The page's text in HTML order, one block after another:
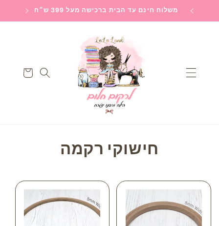
Skip toמשלוח חינם עד הבית ברכישה מעל 399 ש״ח
עגלה
ק
ל
ק
חישוקי רקמה